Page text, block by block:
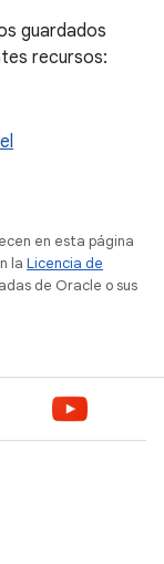
guardados
recursos:
en esta página
la Licencia de
de Oracle o sus